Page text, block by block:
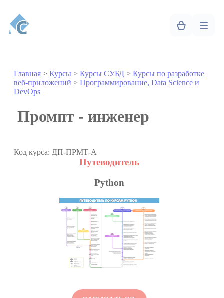
Главная > Курсы > Курсы СУБД > Курсы по разработке
веб-приложений > Программирование, Data Science и
DevOps
Промпт - инженер
Код курса: ДП-ПРМТ-А
Путеводитель
Python